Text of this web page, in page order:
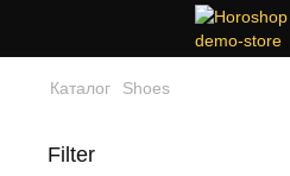
Каталог Shoes
Filter